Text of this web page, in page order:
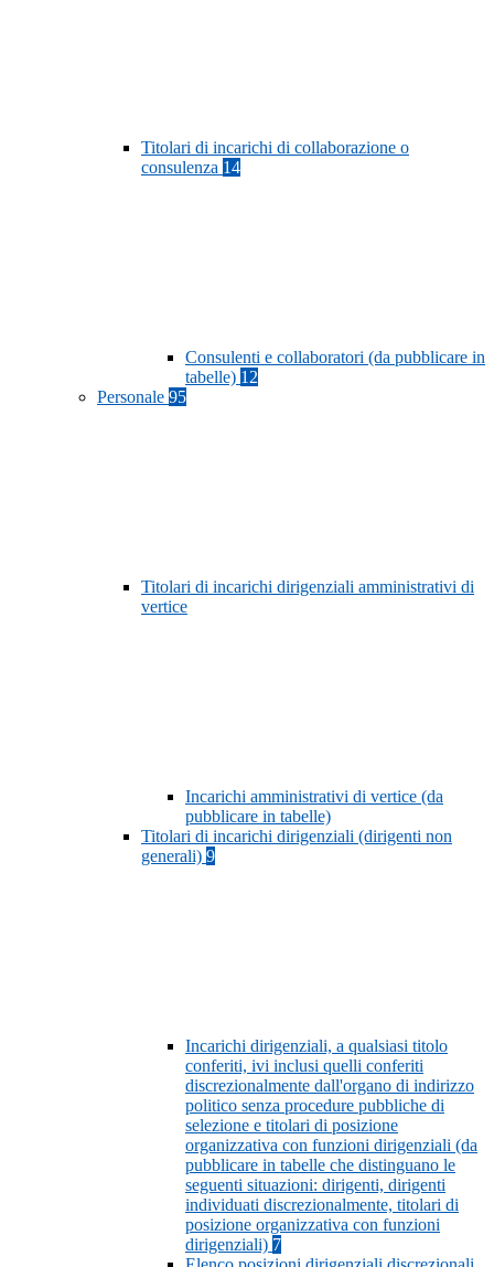
Titolari di incarichi di collaborazione o
consulenza 14
Consulenti e collaboratori (da pubblicare in
tabelle) 12
Personale 95
Titolari di incarichi dirigenziali amministrativi di
vertice
Incarichi amministrativi di vertice (da
pubblicare in tabelle)
Titolari di incarichi dirigenziali (dirigenti non
generali) 9
Incarichi dirigenziali, a qualsiasi titolo
conferiti, ivi inclusi quelli conferiti
discrezionalmente dall'organo di indirizzo
politico senza procedure pubbliche di
selezione e titolari di posizione
organizzativa con funzioni dirigenziali (da
pubblicare in tabelle che distinguano le
seguenti situazioni: dirigenti, dirigenti
individuati discrezionalmente, titolari di
posizione organizzativa con funzioni
dirigenziali) 7